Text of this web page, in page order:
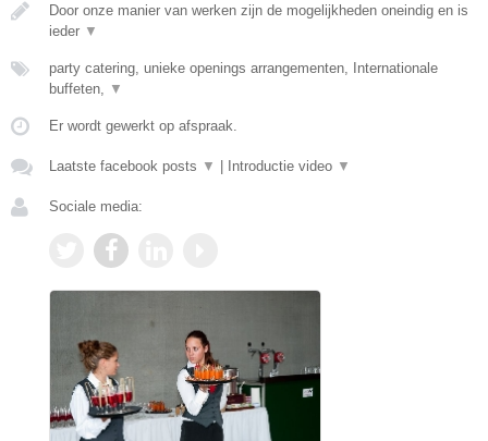
Door onze manier van werken zijn de mogelijkheden oneindig en is
ieder ▼
party catering, unieke openings arrangementen, Internationale
buffeten,
▼
Er wordt gewerkt op afspraak.
Laatste facebook posts ▼ | Introductie video ▼
Sociale media: